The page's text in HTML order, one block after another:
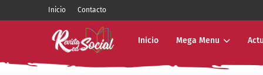
Inicio Contacto
Inicio Mega Menu